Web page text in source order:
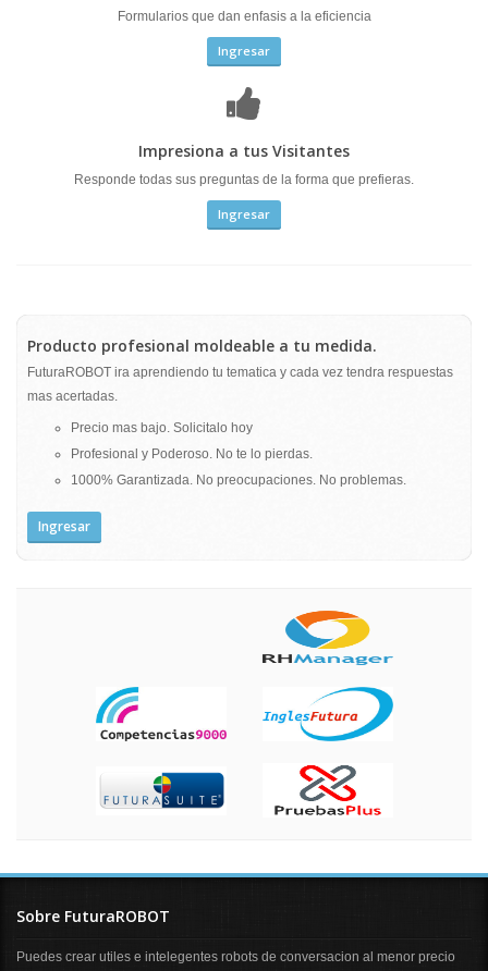
Formularios que dan enfasis a la eficiencia
Ingresar
Impresiona a tus Visitantes
Responde todas sus preguntas de la forma que prefieras.
Ingresar
Producto profesional moldeable a tu medida.
FuturaROBOT ira aprendiendo tu tematica y cada vez tendra respuestas
mas acertadas.
Precio mas bajo. Solicitalo hoy
Profesional y Poderoso. No te lo pierdas.
1000% Garantizada. No preocupaciones. No problemas.
Ingresar
Sobre FuturaROBOT
Puedes crear utiles e intelegentes robots de conversacion al menor precio